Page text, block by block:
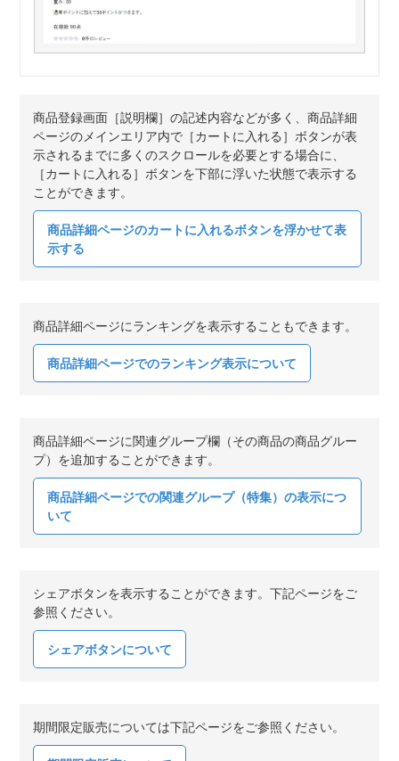
商品登録画面［説明欄］の記述内容などが多く、商品詳細
ページのメインエリア内で［カートに入れる］ボタンが表
示されるまでに多くのスクロールを必要とする場合に、
［カートに入れる］ボタンを下部に浮いた状態で表示する
ことができます。
商品詳細ページのカートに入れるボタンを浮かせて表
示する
商品詳細ページにランキングを表示することもできます。
商品詳細ページでのランキング表示について
商品詳細ページに関連グループ欄（その商品の商品グルー
プ）を追加することができます。
商品詳細ページでの関連グループ（特集）の表示につ
いて
シェアボタンを表示することができます。下記ページをご
参照ください。
シェアボタンについて
期間限定販売については下記ページをご参照ください。